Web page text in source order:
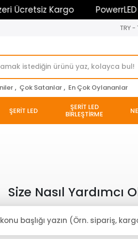
Ücretsiz Kargo PowerrLED
TRY -
, Çok Satanlar , En Çok Oylananlar
ŞERİT LED ŞERİT LED
BİRLEŞTİRME
Size Nasıl Yardımcı